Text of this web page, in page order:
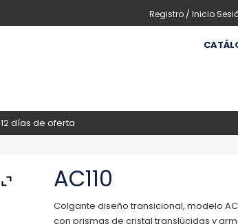
Registro / Inicio
12 días de oferta
AC110
Colgante diseño transicional, modelo
con prismas de cristal translúcidas y